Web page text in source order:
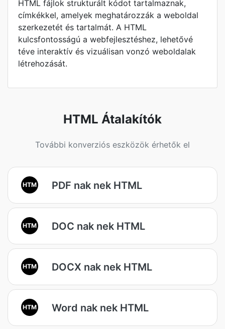
HTML fájlok strukturált kódot tartalmaznak,
címkékkel, amelyek meghatározzák a weboldal
szerkezetét és tartalmát. A HTML
kulcsfontosságú a webfejlesztéshez, lehetővé
téve interaktív és vizuálisan vonzó weboldalak
létrehozását.
HTML Átalakítók
További konverziós eszközök érhetők el
HTM PDF nak nek HTML
HTM DOC nak nek HTML
HTM DOCX nak nek HTML
HTM Word nak nek HTML